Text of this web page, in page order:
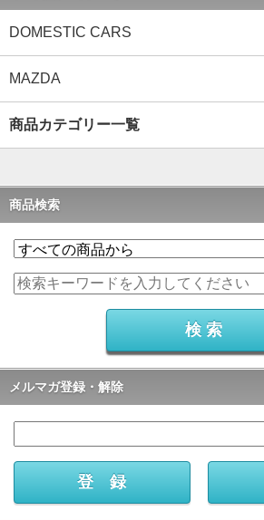
DOMESTIC CARS
MAZDA
商品カテゴリー一覧
商品検索
メルマガ登録・解除